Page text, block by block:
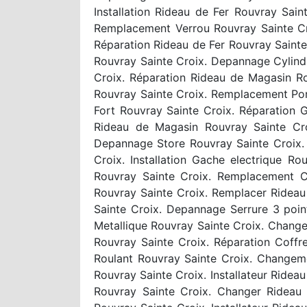
Installation Rideau de Fer Rouvray
Remplacement Verrou Rouvray Sainte
Réparation Rideau de Fer Rouvray
Rouvray Sainte Croix. Depannage
Croix. Réparation Rideau de Magasin
Rouvray Sainte Croix. Remplacement
Fort Rouvray Sainte Croix. Réparation
Rideau de Magasin Rouvray Sainte
Depannage Store Rouvray Sainte
Croix. Installation Gache electrique
Rouvray Sainte Croix. Remplacement
Rouvray Sainte Croix. Remplacer
Sainte Croix. Depannage Serrure 3
Metallique Rouvray Sainte Croix.
Rouvray Sainte Croix. Réparation
Roulant Rouvray Sainte Croix.
Rouvray Sainte Croix. Installateur
Rouvray Sainte Croix. Changer